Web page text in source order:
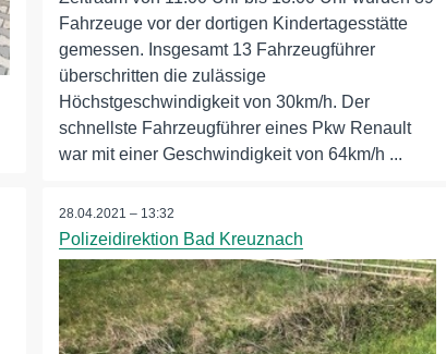
Fahrzeuge vor der dortigen Kindertagesstätte
gemessen. Insgesamt 13 Fahrzeugführer
überschritten die zulässige
Höchstgeschwindigkeit von 30km/h. Der
schnellste Fahrzeugführer eines Pkw Renault
war mit einer Geschwindigkeit von 64km/h ...
28.04.2021 – 13:32
Polizeidirektion Bad Kreuznach